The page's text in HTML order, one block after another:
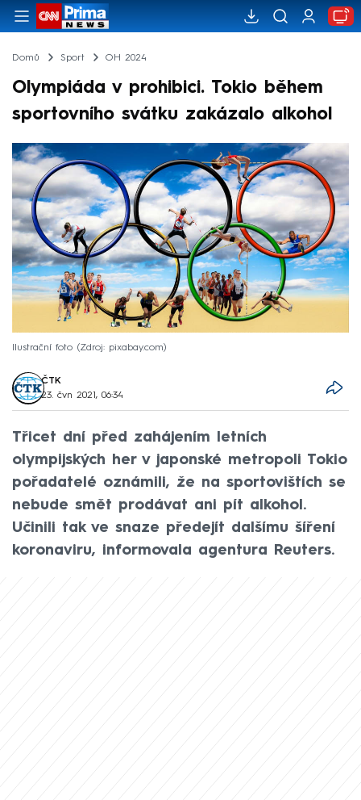
Domů Sport OH 2024
Olympiáda v prohibici. Tokio během
sportovního svátku zakázalo alkohol
Ilustrační foto Zdroj: pixabay.com
ČTK
23. čvn 2021, 06:34
Třicet dní před zahájením letních
olympijských her v japonské metropoli Tokio
pořadatelé oznámili, že na sportovištích se
nebude smět prodávat ani pít alkohol.
Učinili tak ve snaze předejít dalšímu šíření
koronaviru, informovala agentura Reuters.